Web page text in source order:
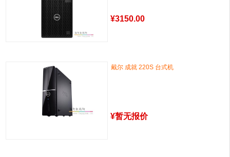
¥3150.00
戴尔 成就 220S 台式机
¥暂无报价